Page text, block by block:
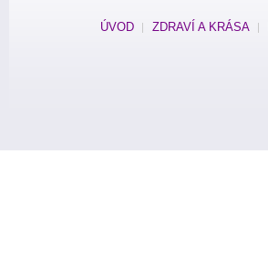
ÚVOD ZDRAVÍ A KRÁSA